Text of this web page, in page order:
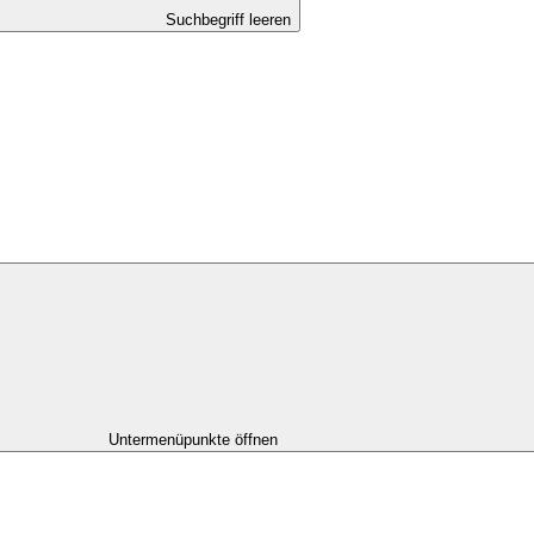
Suchbegriff leeren
Untermenüpunkte öffnen